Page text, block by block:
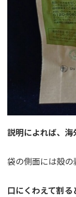
説明によれば、海
袋の側面には殻の
口にくわえて割